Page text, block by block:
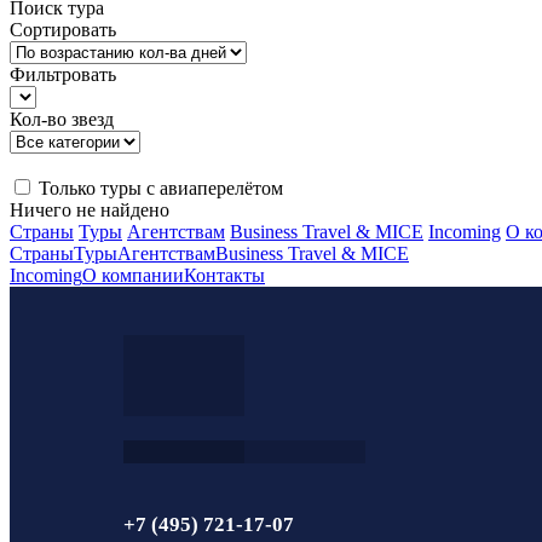
Поиск тура
Сортировать
Фильтровать
Кол-во звезд
Только туры с авиаперелётом
Ничего не найдено
Страны Туры Агентствам Business Travel & MICE Incoming О
СтраныТурыАгентствамBusiness Travel & MICE
IncomingО компанииКонтакты
+7 (495) 721-17-07